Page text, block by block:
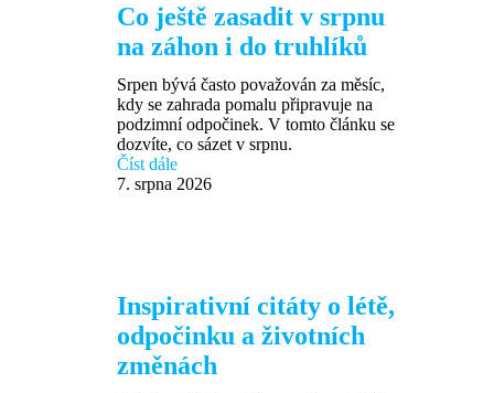
Co ještě zasadit v srpnu
na záhon i do truhlíků
Srpen bývá často považován za měsíc,
kdy se zahrada pomalu připravuje na
podzimní odpočinek. V tomto článku se
dozvíte, co sázet v srpnu.
Číst dále
7. srpna 2026
Inspirativní citáty o létě,
odpočinku a životních
změnách